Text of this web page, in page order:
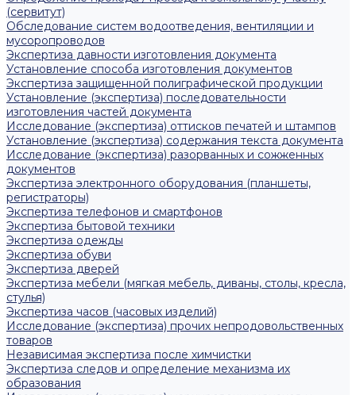
(сервитут)
Обследование систем водоотведения, вентиляции и
мусоропроводов
Экспертиза давности изготовления документа
Установление способа изготовления документов
Экспертиза защищенной полиграфической продукции
Установление (экспертиза) последовательности
изготовления частей документа
Исследование (экспертиза) оттисков печатей и штампов
Установление (экспертиза) содержания текста документа
Исследование (экспертиза) разорванных и сожженных
документов
Экспертиза электронного оборудования (планшеты,
регистраторы)
Экспертиза телефонов и смартфонов
Экспертиза бытовой техники
Экспертиза одежды
Экспертиза обуви
Экспертиза дверей
Экспертиза мебели (мягкая мебель, диваны, столы, кресла,
стулья)
Экспертиза часов (часовых изделий)
Исследование (экспертиза) прочих непродовольственных
товаров
Независимая экспертиза после химчистки
Экспертиза следов и определение механизма их
образования